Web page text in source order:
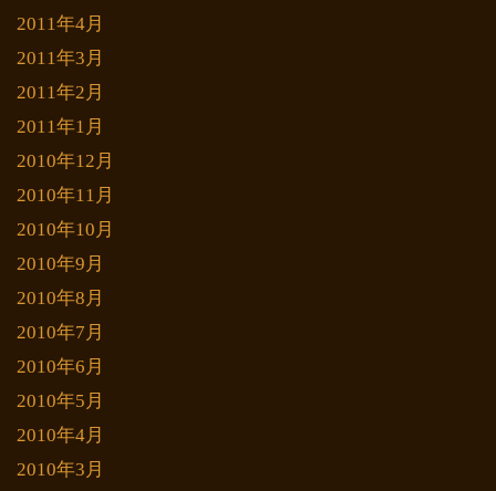
2011年4月
2011年3月
2011年2月
2011年1月
2010年12月
2010年11月
2010年10月
2010年9月
2010年8月
2010年7月
2010年6月
2010年5月
2010年4月
2010年3月